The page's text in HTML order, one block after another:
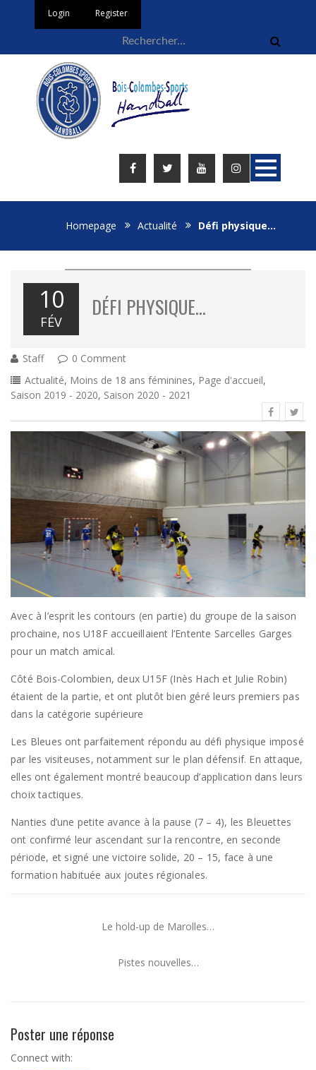
Login Register
Homepage Actualité Défi physique…
10
FÉV
DÉFI PHYSIQUE…
Staff
0 Comment
Actualité, Moins de 18 ans féminines, Page d'accueil,
Saison 2019 - 2020, Saison 2020 - 2021
Avec à l’esprit les contours (en partie) du groupe de la saison
prochaine, nos U18F accueillaient l’Entente Sarcelles Garges
pour un match amical.
Côté Bois-Colombien, deux U15F (Inès Hach et Julie Robin)
étaient de la partie, et ont plutôt bien géré leurs premiers pas
dans la catégorie supérieure
Les Bleues ont parfaitement répondu au défi physique imposé
par les visiteuses, notamment sur le plan défensif. En attaque,
elles ont également montré beaucoup d’application dans leurs
choix tactiques.
Nanties d’une petite avance à la pause (7 – 4), les Bleuettes
ont confirmé leur ascendant sur la rencontre, en seconde
période, et signé une victoire solide, 20 – 15, face à une
formation habituée aux joutes régionales.
Le hold-up de Marolles…
Pistes nouvelles…
Poster une réponse
Connect with: